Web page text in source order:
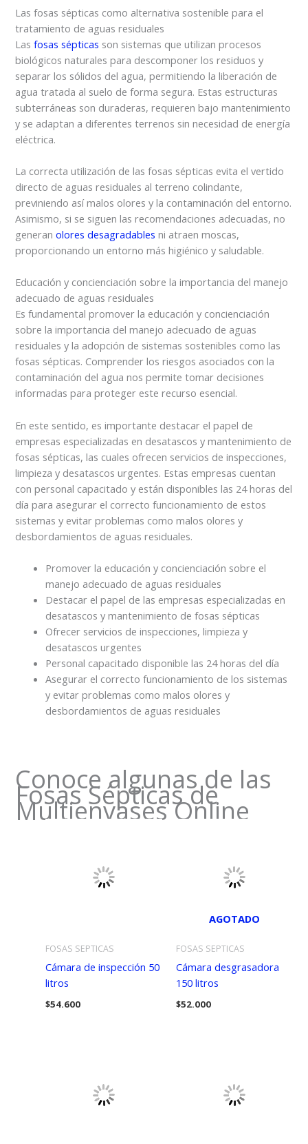
Las fosas sépticas como alternativa sostenible para el
tratamiento de aguas residuales
Lasfosas sépticas son sistemas que utilizan procesos
biológicos naturales para descomponer los residuos y
separar los sólidos del agua, permitiendo la liberación de
agua tratada al suelo de forma segura. Estas estructuras
subterráneas son duraderas, requieren bajo mantenimiento
y se adaptan a diferentes terrenos sin necesidad de energía
eléctrica.
La correcta utilización de las fosas sépticas evita el vertido
directo de aguas residuales al terreno colindante,
previniendo así malos olores y la contaminación del entorno.
Asimismo, si se siguen las recomendaciones adecuadas, no
generanolores desagradables ni atraen moscas,
proporcionando un entorno más higiénico y saludable.
Educación y concienciación sobre la importancia del manejo
adecuado de aguas residuales
Es fundamental promover la educación y concienciación
sobre la importancia del manejo adecuado de aguas
residuales y la adopción de sistemas sostenibles como las
fosas sépticas. Comprender los riesgos asociados con la
contaminación del agua nos permite tomar decisiones
informadas para proteger este recurso esencial.
En este sentido, es importante destacar el papel de
empresas especializadas en desatascos y mantenimiento de
fosas sépticas, las cuales ofrecen servicios de inspecciones,
limpieza y desatascos urgentes. Estas empresas cuentan
con personal capacitado y están disponibles las 24 horas del
día para asegurar el correcto funcionamiento de estos
sistemas y evitar problemas como malos olores y
desbordamientos de aguas residuales.
Promover la educación y concienciación sobre el
manejo adecuado de aguas residuales
Destacar el papel de las empresas especializadas en
desatascos y mantenimiento de fosas sépticas
Ofrecer servicios de inspecciones, limpieza y
desatascos urgentes
Personal capacitado disponible las 24 horas del día
Asegurar el correcto funcionamiento de los sistemas
y evitar problemas como malos olores y
desbordamientos de aguas residuales
Conoce algunas de las
Fosas Sépticas de
Multienvases Online
FOSAS SEPTICAS
Cámara de inspección 50
litros
$54.600
AGOTADO
FOSAS SEPTICAS
Cámara desgrasadora
150 litros
$52.000